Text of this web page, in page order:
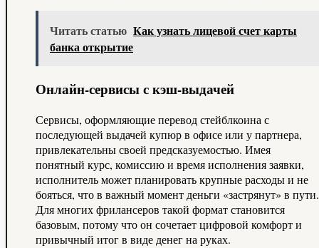
Читать статью Как узнать лицевой счет карты
банка открытие
Онлайн‑сервисы с кэш‑выдачей
Сервисы, оформляющие перевод стейблкоина с
последующей выдачей купюр в офисе или у партнера,
привлекательны своей предсказуемостью. Имея
понятный курс, комиссию и время исполнения заявки,
исполнитель может планировать крупные расходы и не
бояться, что в важный момент деньги «застрянут» в пути.
Для многих фрилансеров такой формат становится
базовым, потому что он сочетает цифровой комфорт и
привычный итог в виде денег на руках.